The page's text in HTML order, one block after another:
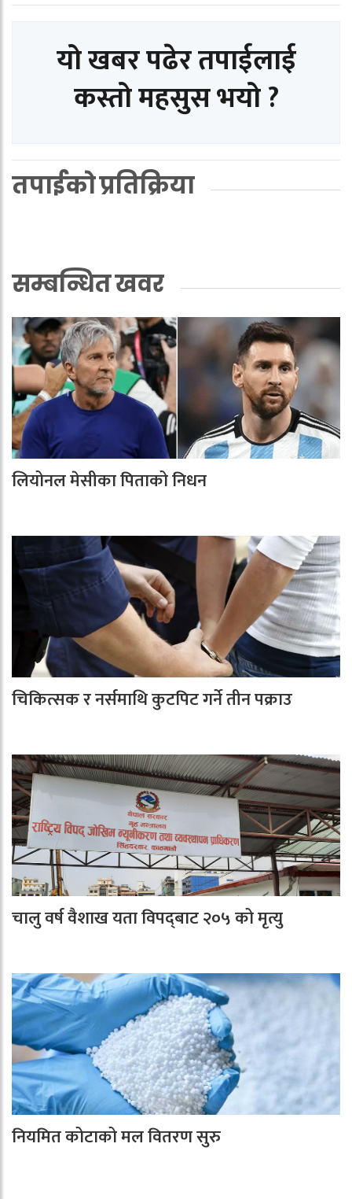
यो खबर पढेर तपाईलाई
कस्तो महसुस भयो ?
तपाईको प्रतिक्रिया
सम्बन्धित खवर
लियोनल मेसीका पिताको निधन
चिकित्सक र नर्समाथि कुटपिट गर्ने तीन पक्राउ
चालु वर्ष वैशाख यता विपद्‌बाट २०५ को मृत्यु
नियमित कोटाको मल वितरण सुरु